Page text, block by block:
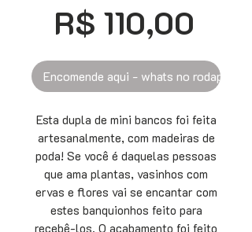
R$ 110,00
Encomende aqui - whats no rodapé
Esta dupla de mini bancos foi feita
artesanalmente, com madeiras de
poda! Se você é daquelas pessoas
que ama plantas, vasinhos com
ervas e flores vai se encantar com
estes banquionhos feito para
recebê-los. O acabamento foi feito